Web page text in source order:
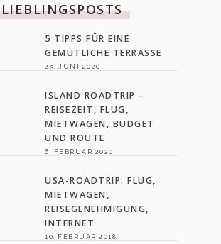
LIEBLINGSPOSTS
5 TIPPS FÜR EINE
GEMÜTLICHE TERRASSE
23. JUNI 2020
ISLAND ROADTRIP –
REISEZEIT, FLUG,
MIETWAGEN, BUDGET
UND ROUTE
6. FEBRUAR 2020
USA-ROADTRIP: FLUG,
MIETWAGEN,
REISEGENEHMIGUNG,
INTERNET
10. FEBRUAR 2018